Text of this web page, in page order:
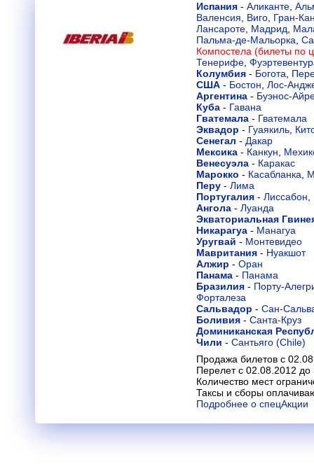
Испания - Аликанте
Валенсия
Виго Гран-
Лансароте Мадрид
Пальма-де-Мальорка
Компостела (билеты по
Тенерифе
Колумбия - Богота
США - Бостон Лос-
Аргентина - Буэнос-
Куба - Гавана
Гватемала - Гватемала
Эквадор - Гуаякиль
Сенегал - Дакар
Мексика - Канкун
Венесуэла - Каракас
Марокко - Касабланка
Перу - Лима
Португалия - Лиссабон
Ангола - Луанда
Экваториальная
Никарагуа - Манагуа
Уругвай - Монтевидео
Мавритания - Нуакшот
Алжир - Оран
Панама - Панама
Бразилия - Порту-
Форталеза
Сальвадор - Сан-
Боливия - Санта-Круз
Доминиканская
Чили - Сантьяго (Chile)
Продажа билетов с
Перелет с 02.08.2012 до
Количество мест
Таксы и сборы
Подробнее о спецАкции